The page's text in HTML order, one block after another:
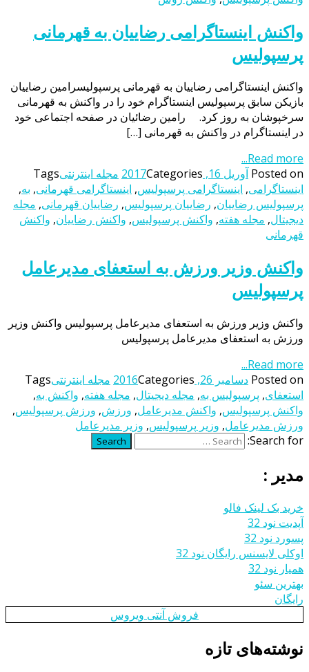
واکنش اینستاگرامی رضاییان به قهرمانی
پرسپولیس
واکنش اینستاگرامی رضاییان به قهرمانی پرسپولیسرامین رضاییان
بازیکن سابق پرسپولیس اینستاگرام خود را در واکنش به قهرمانی
سرخپوشان به روز کرد. رامین رضائیان در صفحه اجتماعی خود
در اینستاگرام در واکنش به قهرمانی […]
Read more...
Posted on آوریل 16, 2017 Categories مجله اینترنتیTags
اینستاگرامی, اینستاگرامی پرسپولیس, اینستاگرامی قهرمانی, به,
پرسپولیس رضاییان, رضاییان پرسپولیس, رضاییان قهرمانی, مجله
دیجیتال, مجله هفته, واکنش پرسپولیس, واکنش رضاییان, واکنش
قهرمانی
واکنش وزیر ورزش به استعفای مدیرعامل
پرسپولیس
واکنش وزیر ورزش به استعفای مدیرعامل پرسپولیس واکنش وزیر
ورزش به استعفای مدیرعامل پرسپولیس
Read more...
Posted on دسامبر 26, 2016 Categories مجله اینترنتیTags
استعفای, پرسپولیس به, مجله دیجیتال, مجله هفته, واکنش به,
واکنش پرسپولیس, واکنش مدیرعامل, ورزش, ورزش پرسپولیس,
ورزش مدیرعامل, وزیر پرسپولیس, وزیر مدیرعامل
Search for:
Search
مدیر :
خرید بک لینک فالو
آپدیت نود 32
پسورد نود 32
اوکلی لایسنس رایگان نود 32
همیار نود 32
بهترین سئو
رایگان
فروش آنتی ویروس
نوشته‌های تازه